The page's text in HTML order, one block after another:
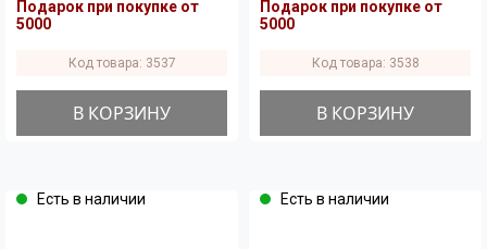
Подарок при покупке от
5000
Код товара: 3537
В КОРЗИНУ
Подарок при покупке от
5000
Код товара: 3538
В КОРЗИНУ
Есть в наличии Есть в наличии